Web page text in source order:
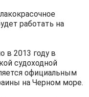
работать на
в 2013 году в
судоходной
официальным
на Черном море.